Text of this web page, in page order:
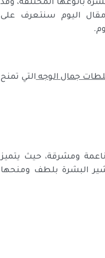
بأنوعها المختلفة، وقد
اليوم سنتعرف على
جمال الوجهالتي تمنح
ومشرقة، حيث يتميز
البشرة بلطف ومنحها